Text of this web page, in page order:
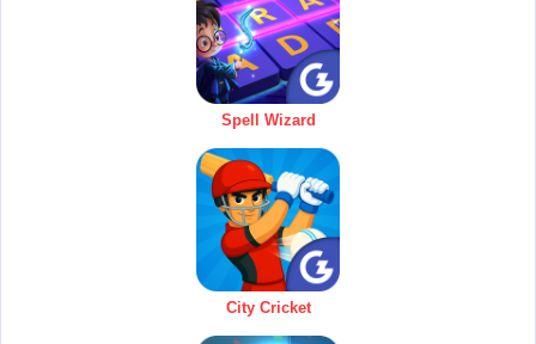
Spell Wizard
City Cricket